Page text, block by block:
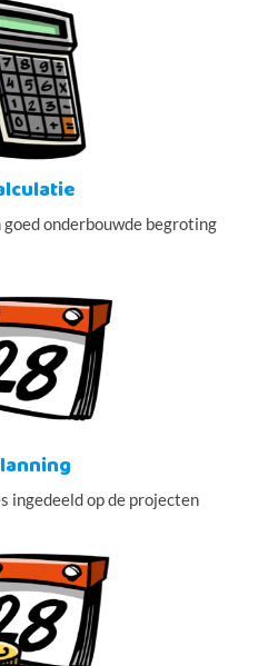
onderbouwde begroting
ingedeeld op de projecten